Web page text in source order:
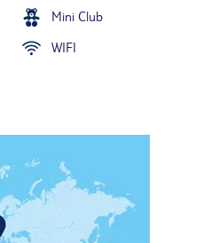
Mini Club
WIFI